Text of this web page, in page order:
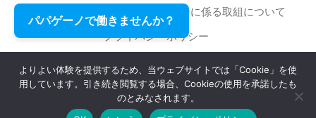
職場環境等の改善に係る取組について
プライバシーポリシー
© 2026 Papageno,Inc. All rights reserved.
パパゲーノで働きませんか？
よりよい体験を提供するため、当ウェブサイトでは「Cookie」を使
用しています。引き続き閲覧する場合、Cookieの使用を承諾したも
のとみなされます。